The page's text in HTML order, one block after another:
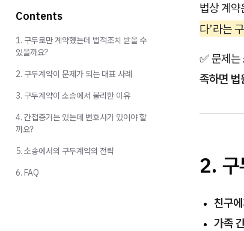
법상 계
다’라는
✅ 문제는
족하면 법
2. 구
친구
가족
Contents
1. 구두로만 계약했는데 법적조치 받을 수
있을까요?
2. 구두계약이 문제가 되는 대표 사례
3. 구두계약이 소송에서 불리한 이유
4. 간접증거는 있는데 변호사가 있어야 할
까요?
5. 소송에서의 구두계약의 전략
6. FAQ